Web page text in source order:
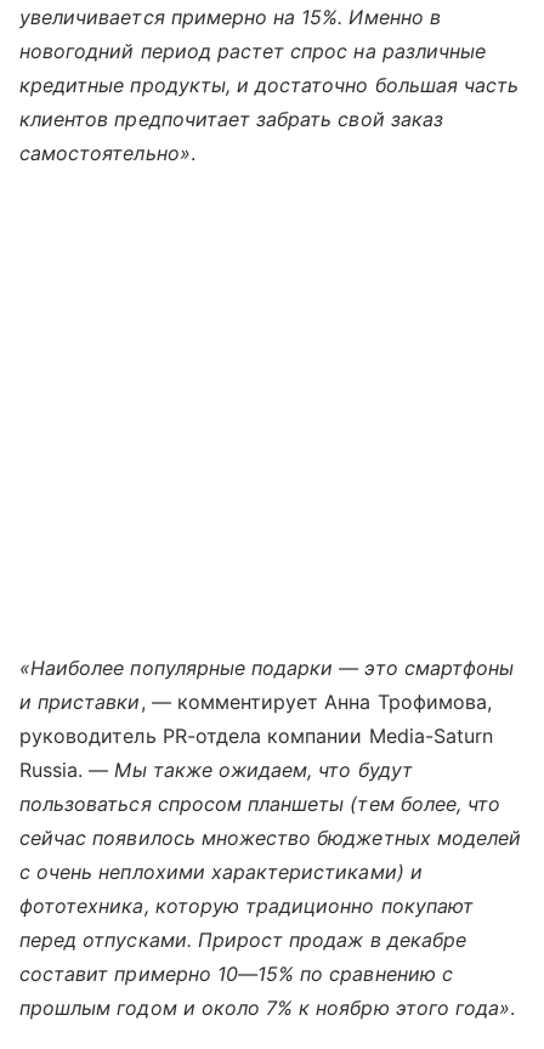
увеличивается примерно на 15%. Именно в
новогодний период растет спрос на различные
кредитные продукты, и достаточно большая часть
клиентов предпочитает забрать свой заказ
самостоятельно».
«Наиболее популярные подарки — это смартфоны
и приставки, — комментирует Анна Трофимова,
руководитель PR-отдела компании Media-Saturn
Russia. — Мы также ожидаем, что будут
пользоваться спросом планшеты (тем более, что
сейчас появилось множество бюджетных моделей
с очень неплохими характеристиками) и
фототехника, которую традиционно покупают
перед отпусками. Прирост продаж в декабре
составит примерно 10—15% по сравнению с
прошлым годом и около 7% к ноябрю этого года».